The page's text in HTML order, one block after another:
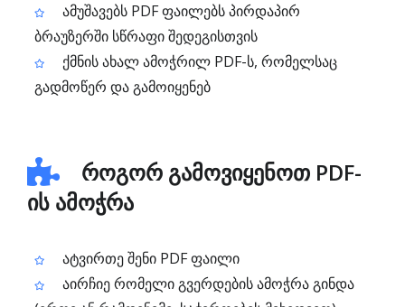
ამუშავებს PDF ფაილებს პირდაპირ
ბრაუზერში სწრაფი შედეგისთვის
ქმნის ახალ ამოჭრილ PDF-ს, რომელსაც
გადმოწერ და გამოიყენებ
როგორ გამოვიყენოთ PDF-
ის ამოჭრა
ატვირთე შენი PDF ფაილი
აირჩიე რომელი გვერდების ამოჭრა გინდა